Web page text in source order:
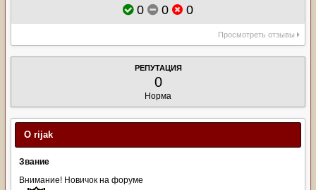
0 0 0
Просмотреть отзывы
РЕПУТАЦИЯ
0
Норма
О rijak
Звание
Внимание! Новичок на форуме